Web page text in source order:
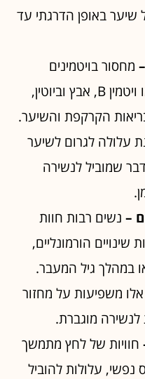
שיער באופן הדרגתי עד
מחסור בויטמינים
ומינרלים חיוניים כמו ויטמין B, אבץ וביוטין,
הקרקפת והשיער.
עלולה לגרום לשיער
שמוביל לנשירה
–נשים רבות חוות
הורמונליים,
במהלך גיל המעבר.
אלו משפיעות על מחזור
לנשירה מוגברת.
חוויות של לחץ מתמשך
עלולות להוביל